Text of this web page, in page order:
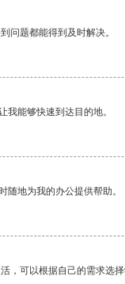
问题都能得到及时解决。
我能够快速到达目的地。
随地为我的办公提供帮助。
，可以根据自己的需求选